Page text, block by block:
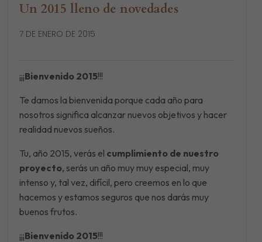
Un 2015 lleno de novedades
7 DE ENERO DE 2015
¡¡¡Bienvenido 2015!!!
Te damos la bienvenida porque cada año para
nosotros significa alcanzar nuevos objetivos y hacer
realidad nuevos sueños.
Tu, año 2015, verás el cumplimiento de nuestro
proyecto, serás un año muy muy especial, muy
intenso y, tal vez, difícil, pero creemos en lo que
hacemos y estamos seguros que nos darás muy
buenos frutos.
¡¡¡Bienvenido 2015!!!